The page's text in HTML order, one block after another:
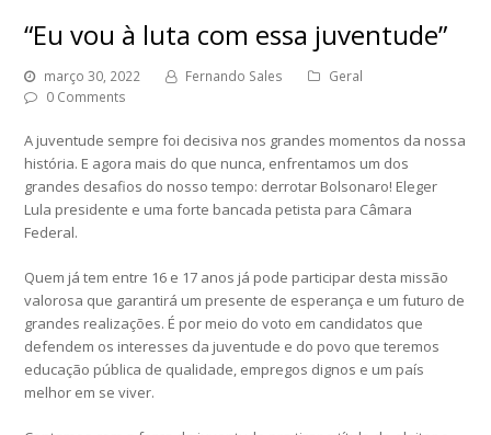
“Eu vou à luta com essa juventude”
março 30, 2022 Fernando Sales
Geral
0 Comments
A juventude sempre foi decisiva nos grandes momentos da nossa
história. E agora mais do que nunca, enfrentamos um dos
grandes desafios do nosso tempo: derrotar Bolsonaro! Eleger
Lula presidente e uma forte bancada petista para Câmara
Federal.
Quem já tem entre 16 e 17 anos já pode participar desta missão
valorosa que garantirá um presente de esperança e um futuro de
grandes realizações. É por meio do voto em candidatos que
defendem os interesses da juventude e do povo que teremos
educação pública de qualidade, empregos dignos e um país
melhor em se viver.